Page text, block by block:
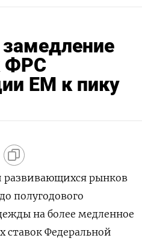
ФРС
ЕМ к пику
развивающихся рынков
полугодового
на более медленное
Федеральной